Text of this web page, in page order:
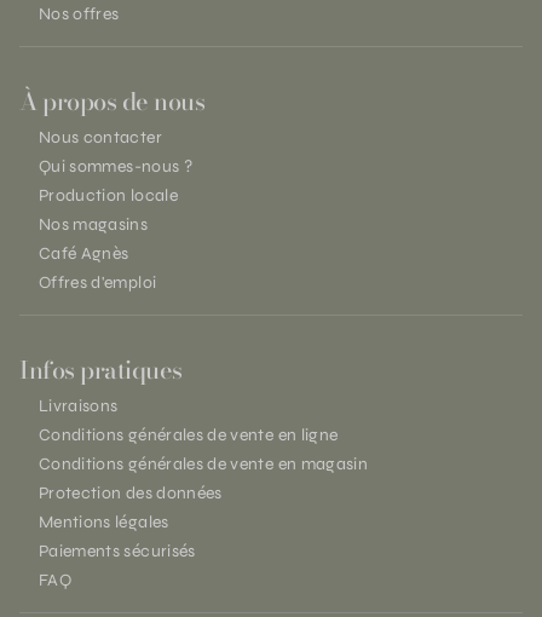
Nos offres
À propos de nous
Nous contacter
Qui sommes-nous ?
Production locale
Nos magasins
Café Agnès
Offres d'emploi
Infos pratiques
Livraisons
Conditions générales de vente en ligne
Conditions générales de vente en magasin
Protection des données
Mentions légales
Paiements sécurisés
FAQ